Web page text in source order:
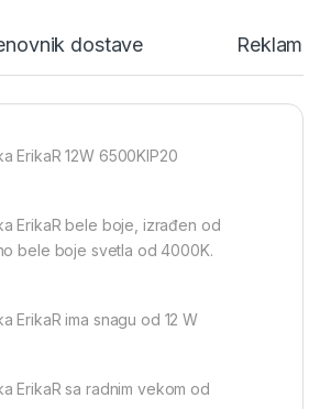
dostave
ErikaR 12W 6500KIP20
ErikaR bele boje, izrađen od
bele boje svetla od 4000K.
ErikaR ima snagu od 12 W
ErikaR sa radnim vekom od